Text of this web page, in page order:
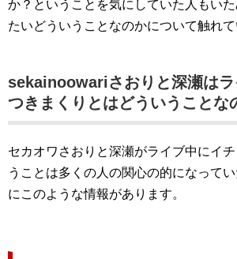
か？ということを気にしていた人もい
たいどういうことなのかについて触れて
sekainoowariさおりと深瀬はラ
つきまくりとはどういうことな
セカオワさおりと深瀬がライブ中にイ
うことは多くの人の関心の的になって
にこのような情報があります。